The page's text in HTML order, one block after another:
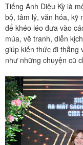
Tiếng Anh Diệu Kỳ là
bộ, tâm lý, văn hóa, kỹ
để khéo léo đưa vào
múa, vẽ tranh, diễn
giúp kiến thức đi thẳng
như những chuyện cũ